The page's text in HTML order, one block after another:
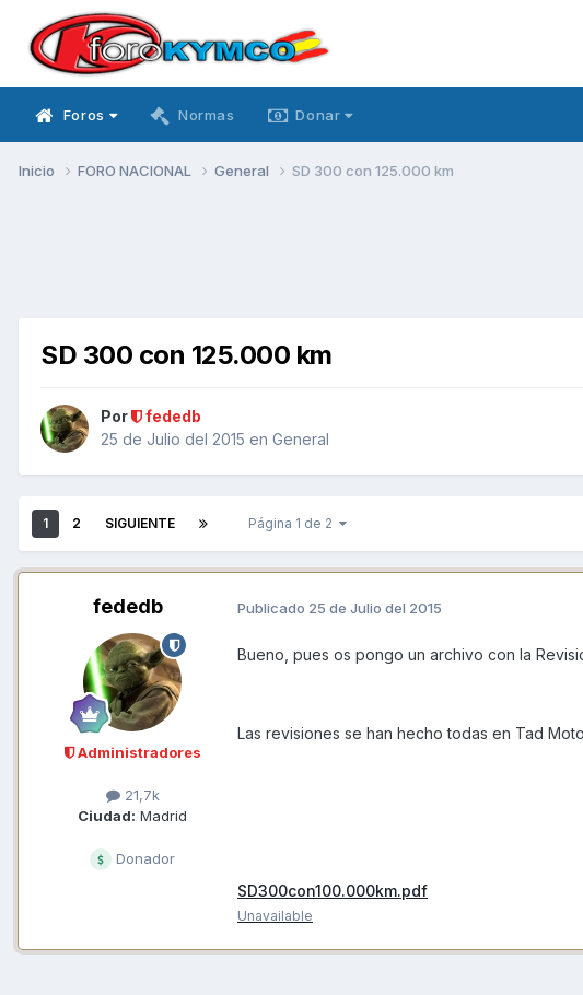
Foros Normas Donar
Inicio FORO NACIONAL General SD 300 con 125.000 km
SD 300 con 125.000 km
Por
fededb
25 de Julio del 2015 en General
1 2 SIGUIENTE Página 1 de 2
fededb
Administradores
21,7k
Ciudad: Madrid
Donador
Publicado 25 de Julio del 2015
Bueno, pues os pongo un archivo con la
Las revisiones se han hecho todas en Tad
SD300con100.000km.pdf
Unavailable